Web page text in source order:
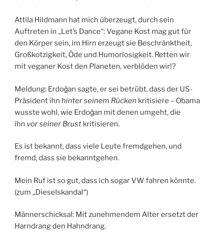
Attila Hildmann hat mich überzeugt, durch sein
Auftreten in „Let’s Dance“: Vegane Kost mag gut für
den Körper sein, im Hirn erzeugt sie Beschränktheit,
Großkotzigkeit, Öde und Humorlosigkeit. Retten wir
mit veganer Kost den Planeten, verblöden wir!?
Meldung: Erdoǧan sagte, er sei betrübt, dass der US-
Präsident ihn hinter seinem Rücken kritisiere – Obama
wusste wohl, wie Erdoǧan mit denen umgeht, die
ihn vor seiner Brust kritisieren.
Es ist bekannt, dass viele Leute fremdgehen, und
fremd, dass sie bekanntgehen.
Mein Ruf ist so gut, dass ich sogar VW fahren könnte.
(zum „Dieselskandal“)
Männerschicksal: Mit zunehmendem Alter ersetzt der
Harndrang den Hahndrang.